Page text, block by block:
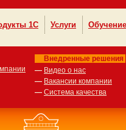
1С Услуги
Внедренные решения
— Видео о нас
— Вакансии компании
— Система качества